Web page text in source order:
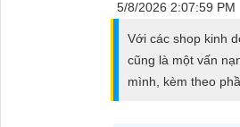
5/8/2026 2:07:59 PM
Với các shop kinh
cũng là một vấn
mình, kèm theo